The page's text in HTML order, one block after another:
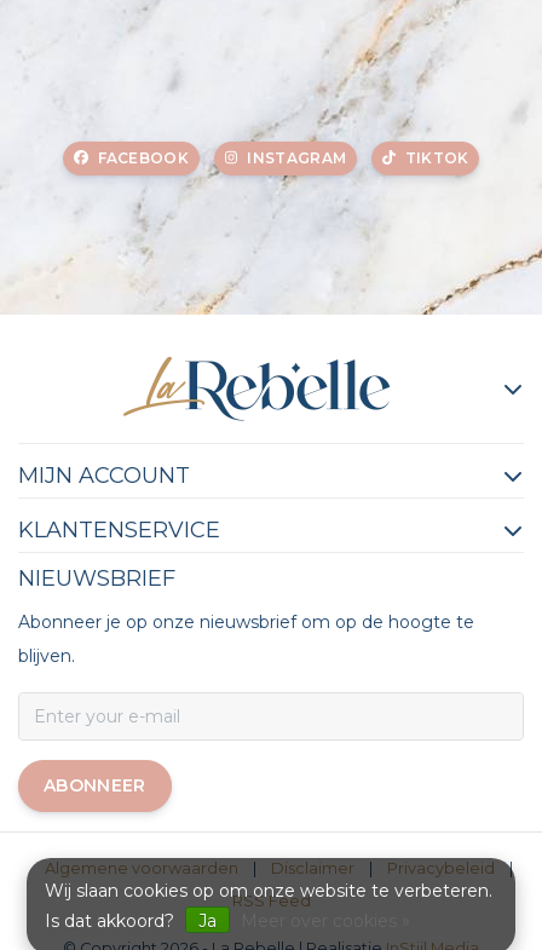
FACEBOOK INSTAGRAM TIKTOK
MIJN ACCOUNT
KLANTENSERVICE
NIEUWSBRIEF
Abonneer je op onze nieuwsbrief om op de hoogte te
blijven.
ABONNEER
Algemene voorwaarden | Disclaimer | Privacybeleid
|
RSS Feed
Wij slaan cookies op om onze website te verbeteren.
Is dat akkoord?
Ja